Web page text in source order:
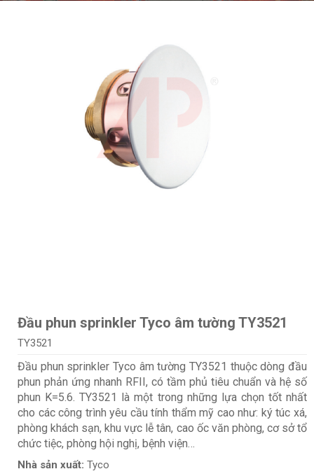
Đầu phun sprinkler Tyco âm tường TY3521
TY3521
Đầu phun sprinkler Tyco âm tường TY3521 thuộc dòng đầu
phun phản ứng nhanh RFII, có tầm phủ tiêu chuẩn và hệ số
phun K=5.6. TY3521 là một trong những lựa chọn tốt nhất
cho các công trình yêu cầu tính thẩm mỹ cao như: ký túc xá,
phòng khách sạn, khu vực lễ tân, cao ốc văn phòng, cơ sở tổ
chức tiệc, phòng hội nghị, bệnh viện…
Nhà sản xuất: Tyco